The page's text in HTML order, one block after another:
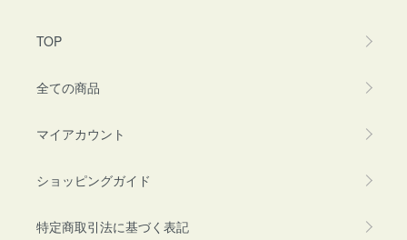
TOP
全ての商品
マイアカウント
ショッピングガイド
特定商取引法に基づく表記